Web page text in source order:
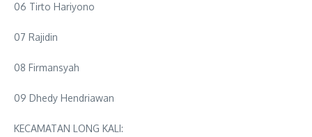
06 Tirto Hariyono
07 Rajidin
08 Firmansyah
09 Dhedy Hendriawan
KECAMATAN LONG KALI: